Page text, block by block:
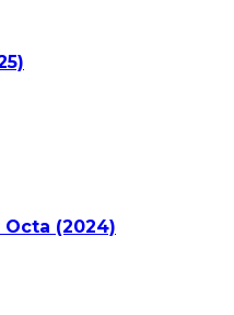
(2024)